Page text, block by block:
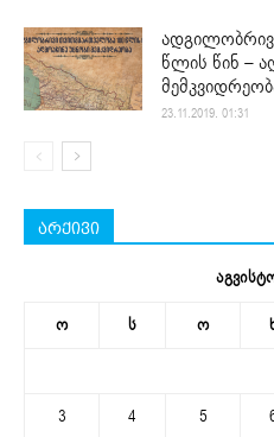
წლის წინ –
23.11.2019. 01:31
არქივი
ო ს ო
3
4 5